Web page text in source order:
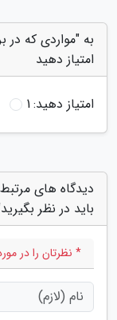
به "مواردی که در
امتیاز دهید
امتیاز دهید:1
دیدگاه های
باید در نظر
* نظرتان را در